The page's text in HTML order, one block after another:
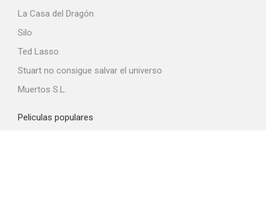
La Casa del Dragón
Silo
Ted Lasso
Stuart no consigue salvar el universo
Muertos S.L.
Peliculas populares